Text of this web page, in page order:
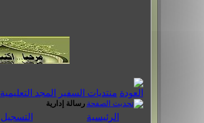
منتديات السفير المجد التعليمية
رسالة إدارية
الرئيسية التسجيل